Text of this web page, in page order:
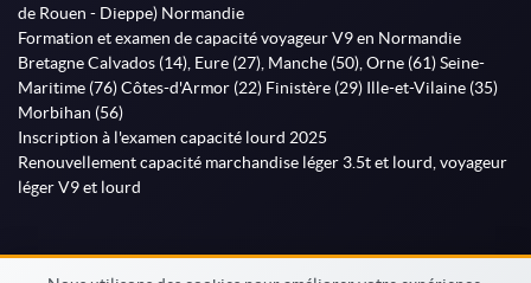
de Rouen - Dieppe) Normandie
Formation et examen de capacité voyageur V9 en Normandie
Bretagne Calvados (14), Eure (27), Manche (50), Orne (61) Seine-
Maritime (76) Côtes-d'Armor (22) Finistère (29) Ille-et-Vilaine (35)
Morbihan (56)
Inscription à l'examen capacité lourd 2025
Renouvellement capacité marchandise léger 3.5t et lourd, voyageur
léger V9 et lourd